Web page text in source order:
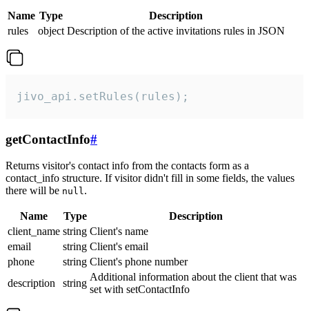
Name Type
Description
rules
object Description of the active invitations rules in JSON
jivo_api.setRules(rules);
getContactInfo#
Returns visitor's contact info from the contacts form as a
contact_info structure. If visitor didn't fill in some fields, the values
there will be null.
Name Type
Description
client_name string Client's name
email
string Client's email
phone
string Client's phone number
description
string
Additional information about the client that was
set with setContactInfo